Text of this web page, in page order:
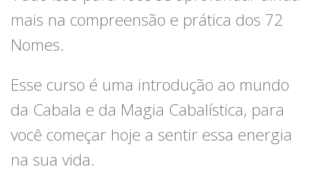
mais na compreensão e prática dos 72
Nomes.
Esse curso é uma introdução ao mundo
da Cabala e da Magia Cabalística, para
você começar hoje a sentir essa energia
na sua vida.